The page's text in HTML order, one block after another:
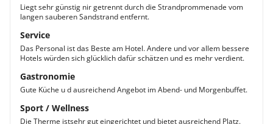
Liegt sehr günstig nir getrennt durch die Strandprommenade vom
langen sauberen Sandstrand entfernt.
Service
Das Personal ist das Beste am Hotel. Andere und vor allem bessere
Hotels würden sich glücklich dafür schätzen und es mehr verdient.
Gastronomie
Gute Küche u d ausreichend Angebot im Abend- und Morgenbuffet.
Sport / Wellness
Die Therme istsehr gut eingerichtet und bietet ausreichend Platz.